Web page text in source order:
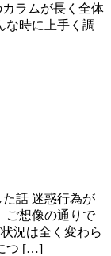
ラムが長く全体
な時に上手く調
話 迷惑行為が
ご想像の通りで
況は全く変わら
つ […]